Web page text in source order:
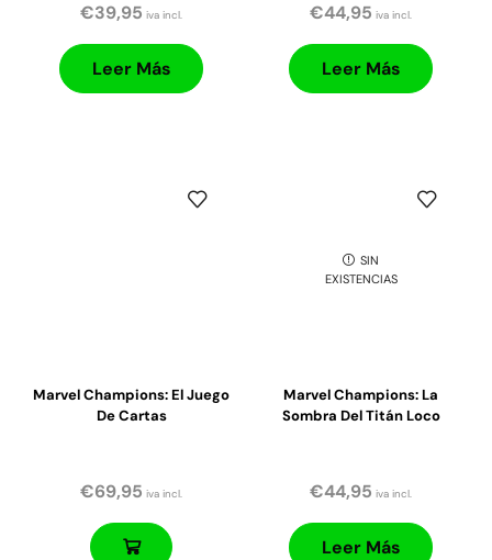
€39,95 iva incl.
Leer Más
€44,95 iva incl.
Leer Más
Marvel Champions: El Juego
De Cartas
€69,95 iva incl.
SIN
EXISTENCIAS
Marvel Champions: La
Sombra Del Titán Loco
€44,95 iva incl.
Leer Más